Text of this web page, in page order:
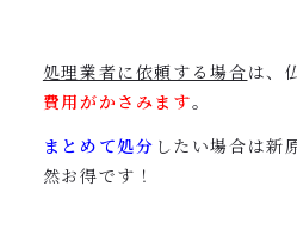
処理業者に依頼する場合は、
費用がかさみます。
まとめて処分 したい場合は新
然お得です！